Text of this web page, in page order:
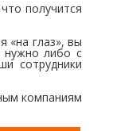
получится
«на глаз», вы
нужно либо с
сотрудники
компаниям